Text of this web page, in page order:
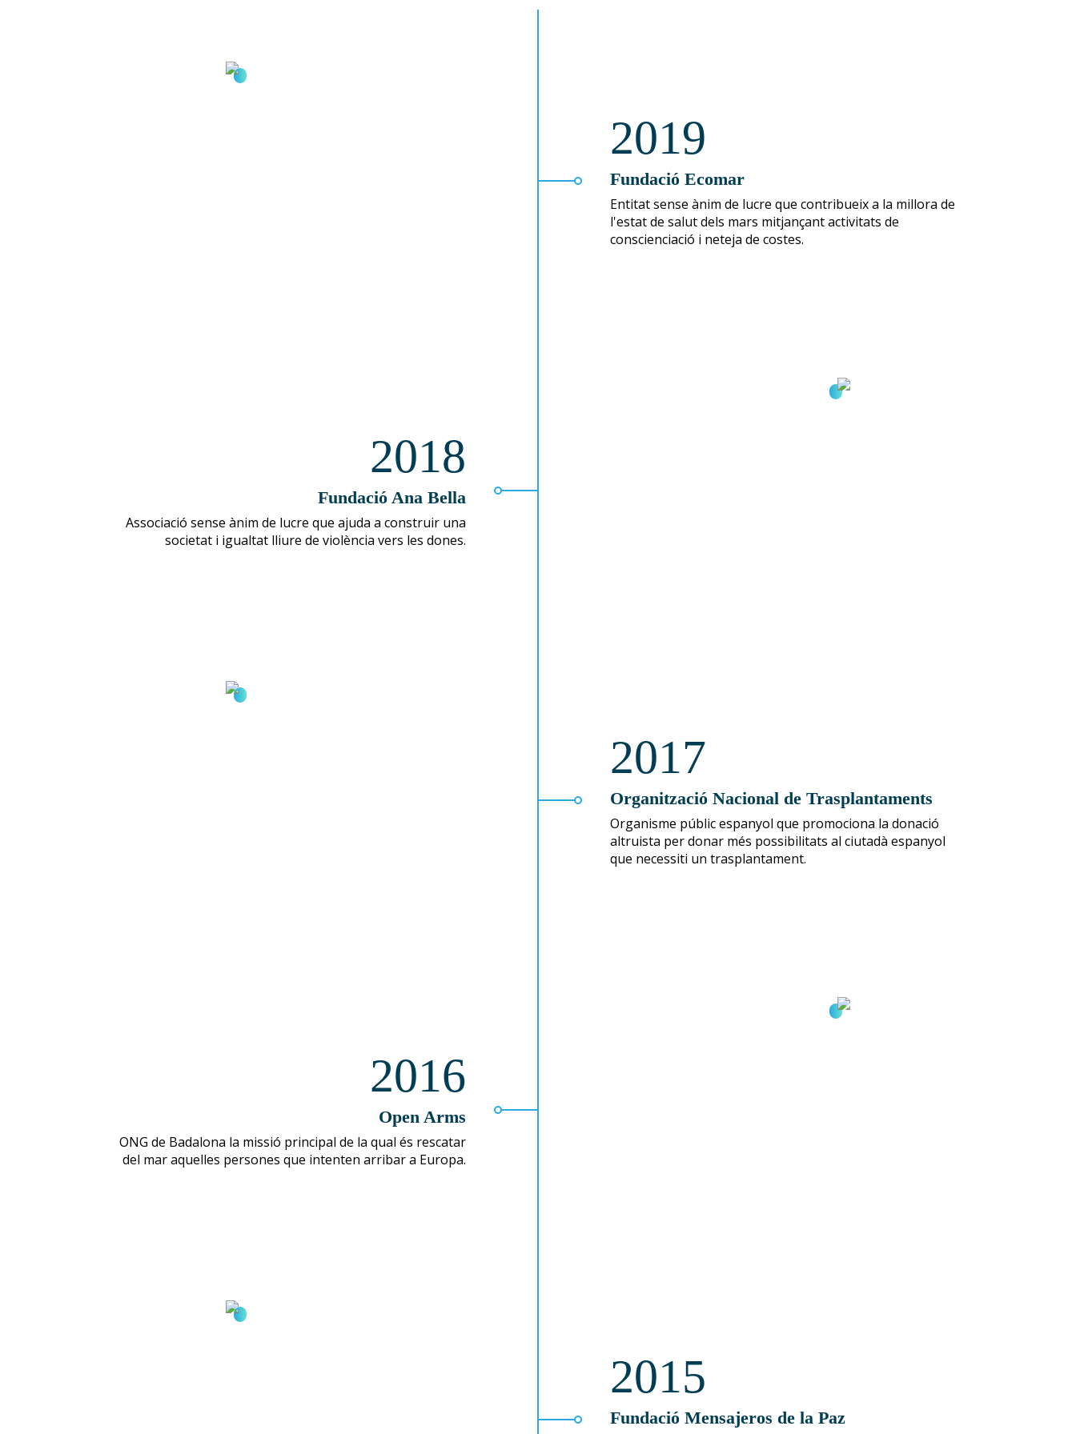
2019
Fundació Ecomar
Entitat sense ànim de lucre que contribueix a la millora de
l'estat de salut dels mars mitjançant activitats de
conscienciació i neteja de costes.
2018
Fundació Ana Bella
Associació sense ànim de lucre que ajuda a construir una
societat i igualtat lliure de violència vers les dones.
2017
Organització Nacional de Trasplantaments
Organisme públic espanyol que promociona la donació
altruista per donar més possibilitats al ciutadà espanyol
que necessiti un trasplantament.
2016
Open Arms
ONG de Badalona la missió principal de la qual és rescatar
del mar aquelles persones que intenten arribar a Europa.
2015
Fundació Mensajeros de la Paz